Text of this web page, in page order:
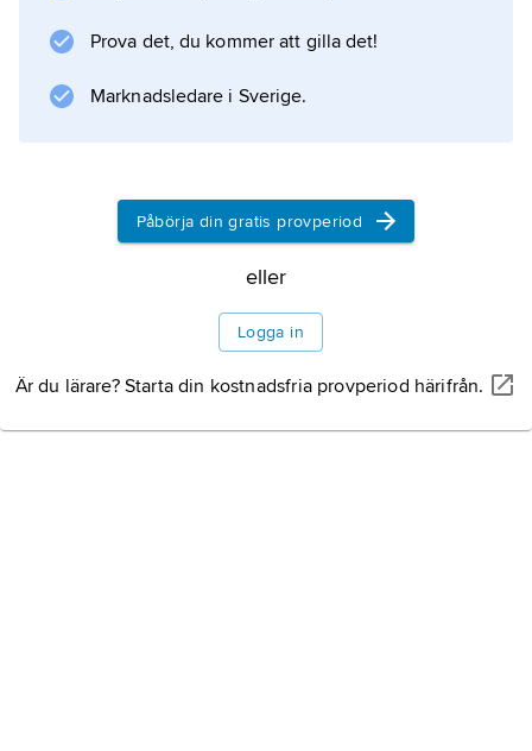
Information om artikeln
Prova det, du kommer att gilla det!
Marknadsledare i Sverige.
Påbörja din gratis provperiod
eller
Logga in
Är du lärare? Starta din kostnadsfria provperiod härifrån.